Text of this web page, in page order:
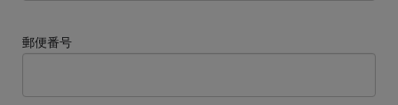
郵便番号